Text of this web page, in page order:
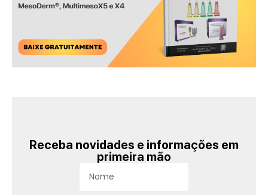
Receba novidades e informações em
primeira mão